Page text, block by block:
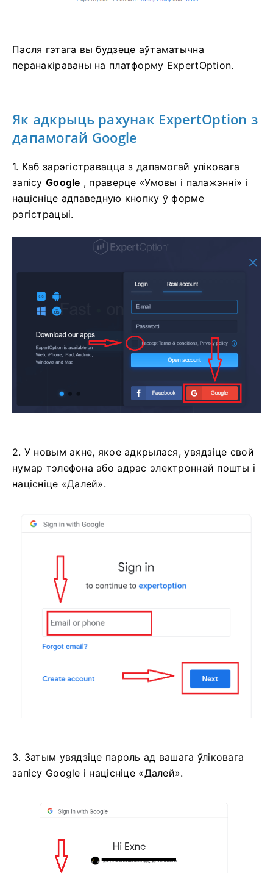
Пасля гэтага вы будзеце аўтаматычна
перанакіраваны на платформу ExpertOption.
Як адкрыць рахунак ExpertOption з
дапамогай Google
1. Каб зарэгістравацца з дапамогай уліковага
запісу Google , праверце «Умовы і палажэнні» і
націсніце адпаведную кнопку ў форме
рэгістрацыі.
2. У новым акне, якое адкрылася, увядзіце свой
нумар тэлефона або адрас электроннай пошты і
націсніце «Далей».
3. Затым увядзіце пароль ад вашага ўліковага
запісу Google і націсніце «Далей».